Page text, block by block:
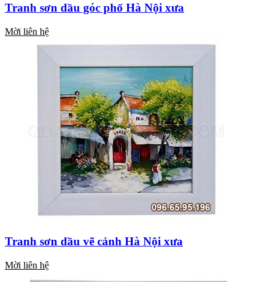
Tranh sơn dầu góc phố Hà Nội xưa
Mời liên hệ
Tranh sơn dầu vẽ cảnh Hà Nội xưa
Mời liên hệ